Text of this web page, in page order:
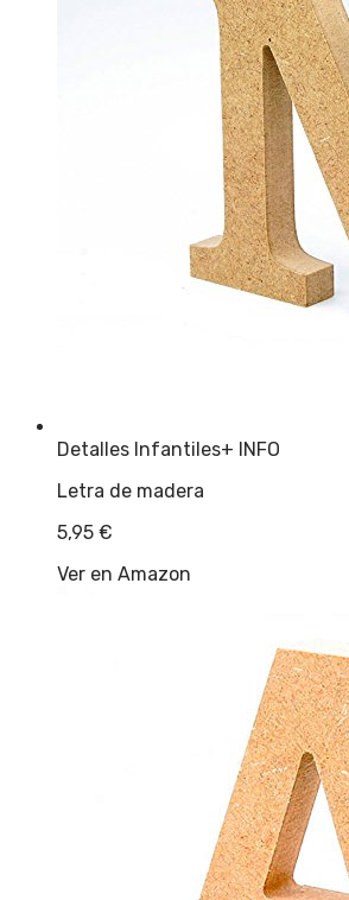
Detalles Infantiles+ INFO
Letra de madera
5,95 €
Ver en Amazon